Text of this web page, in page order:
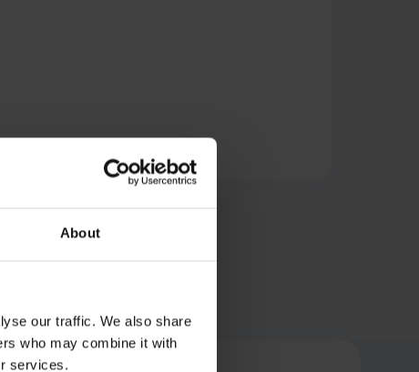
About
our traffic. We also share
who may combine it with
services.